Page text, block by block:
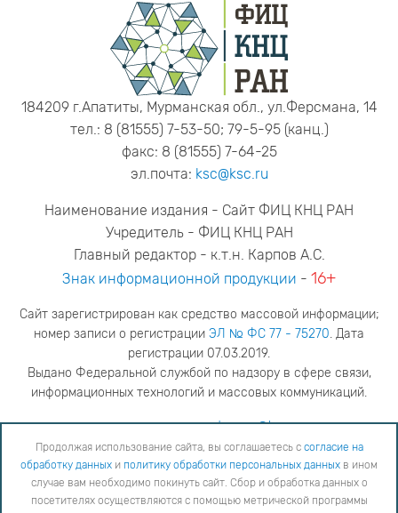
184209 г.Апатиты, Мурманская обл., ул.Ферсмана, 14
тел.: 8 (81555) 7-53-50; 79-5-95 (канц.)
факс: 8 (81555) 7-64-25
эл.почта: ksc@ksc.ru
Наименование издания - Сайт ФИЦ КНЦ РАН
Учредитель - ФИЦ КНЦ РАН
Главный редактор - к.т.н. Карпов А.С.
Знак информационной продукции - 16+
Сайт зарегистрирован как средство массовой информации;
номер записи о регистрации ЭЛ № ФС 77 - 75270. Дата
регистрации 07.03.2019.
Выдано Федеральной службой по надзору в сфере связи,
информационных технологий и массовых коммуникаций.
адрес редакцииya.stogova@ksc.ru
телефон редакции81555-79-516
Продолжая использование сайта, вы соглашаетесь с согласие на обработку данных
обработки персональных данных
в ином случае вам необходимо покинуть сайт. Сбор и обработка
данных о посетителях осуществляются с помощью метрической программы "Яндекс Метрика".
Продолжая использование сайта, вы соглашаетесь с согласие на
обработку данных и политику обработки персональных данных в ином
случае вам необходимо покинуть сайт. Сбор и обработка данных о
посетителях осуществляются с помощью метрической программы